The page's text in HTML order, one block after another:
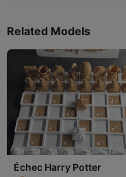
Related Models
Échec Harry Potter